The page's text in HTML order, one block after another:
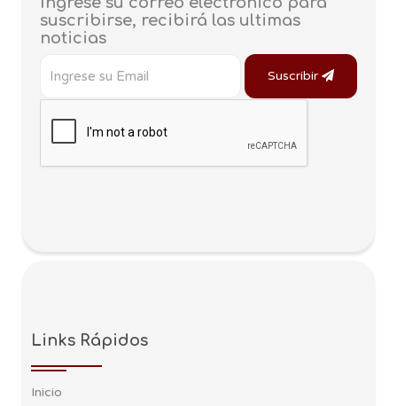
suscribirse, recibirá las ultimas
noticias
Suscribir
Links Rápidos
Inicio